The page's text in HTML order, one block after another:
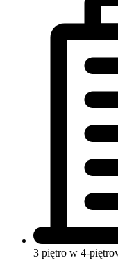
3 piętro w 4-